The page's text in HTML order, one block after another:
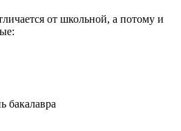
от школьной, а потому и
бакалавра